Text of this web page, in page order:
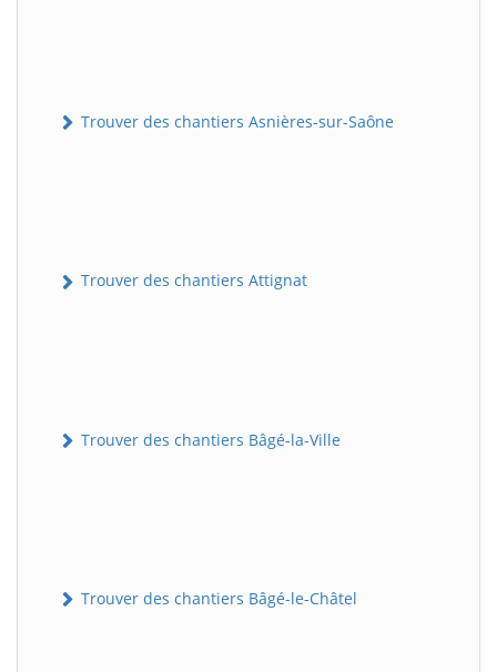
Trouver des chantiers Asnières-sur-Saône
Trouver des chantiers Attignat
Trouver des chantiers Bâgé-la-Ville
Trouver des chantiers Bâgé-le-Châtel